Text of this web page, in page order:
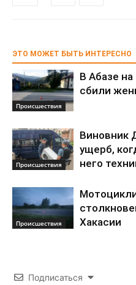
ЭТО МОЖЕТ БЫТЬ ИНТЕРЕСНО
Происшествия
В Абазе
сбили
Происшествия
Виновник
ущерб,
него
Происшествия
Хакасии
Подписаться